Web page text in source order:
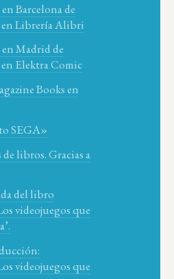
Barcelona de
Librería Alibri
Madrid de
Elektra Comic
Books en
SEGA»
libros. Gracias a
del libro
videojuegos que
videojuegos que